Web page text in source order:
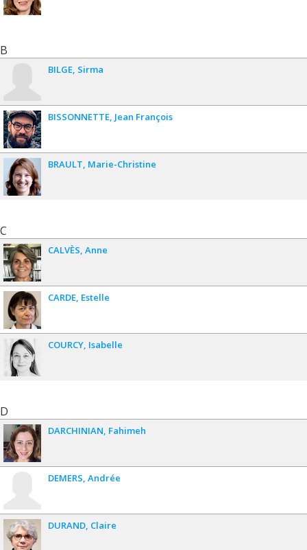
B
BILGE Sirma
BISSONNETTE Jean François
BRAULT Marie-Christine
C
CALVÈS Anne
CARDE Estelle
COURCY Isabelle
D
DARCHINIAN Fahimeh
DEMERS Andrée
DURAND Claire